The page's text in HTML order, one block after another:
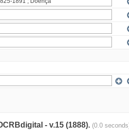
- v.15 (1888). (0.0